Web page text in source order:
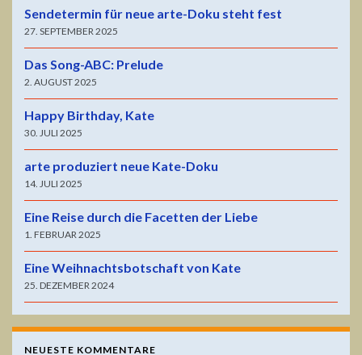
Sendetermin für neue arte-Doku steht fest
27. SEPTEMBER 2025
Das Song-ABC: Prelude
2. AUGUST 2025
Happy Birthday, Kate
30. JULI 2025
arte produziert neue Kate-Doku
14. JULI 2025
Eine Reise durch die Facetten der Liebe
1. FEBRUAR 2025
Eine Weihnachtsbotschaft von Kate
25. DEZEMBER 2024
NEUESTE KOMMENTARE